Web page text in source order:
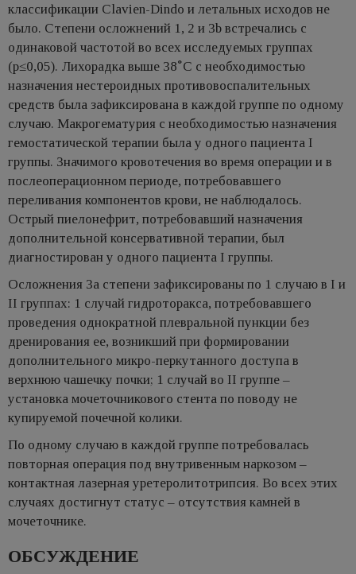
классификации Clavien-Dindo и летальных исходов не
было. Степени осложнений 1, 2 и 3b встречались с
одинаковой частотой во всех исследуемых группах
(p≤0,05). Лихорадка выше 38˚С с необходимостью
назначения нестероидных противовоспалительных
средств была зафиксирована в каждой группе по одному
случаю. Макрогематурия с необходимостью назначения
гемостатической терапии была у одного пациента I
группы. Значимого кровотечения во время операции и в
послеоперационном периоде, потребовавшего
переливания компонентов крови, не наблюдалось.
Острый пиелонефрит, потребовавший назначения
дополнительной консервативной терапии, был
диагностирован у одного пациента I группы.
Осложнения 3а степени зафиксированы по 1 случаю в I и
II группах: 1 случай гидроторакса, потребовавшего
проведения однократной плевральной пункции без
дренирования ее, возникший при формировании
дополнительного микро-перкутанного доступа в
верхнюю чашечку почки; 1 случай во II группе –
установка мочеточникового стента по поводу не
купируемой почечной колики.
По одному случаю в каждой группе потребовалась
повторная операция под внутривенным наркозом –
контактная лазерная уретеролитотрипсия. Во всех этих
случаях достигнут статус – отсутствия камней в
мочеточнике.
ОБСУЖДЕНИЕ